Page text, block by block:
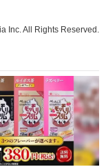
Inc. All Rights Reserved.